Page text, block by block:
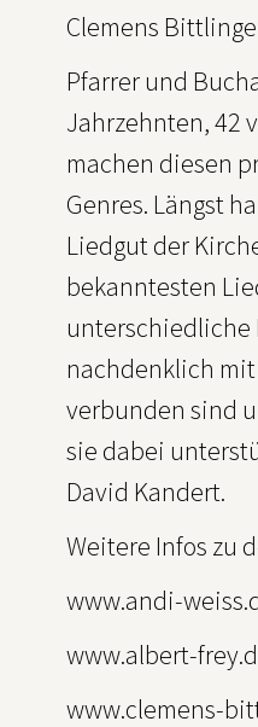
Clemens
Pfarrer und
Jahrzehnten, 42
machen diesen
Genres. Längst
Liedgut der
bekanntesten
unterschiedliche
nachdenklich
verbunden sind
sie dabei
David Kandert.
Weitere Infos zu
www.andi-
www.albert-
www.clemens-